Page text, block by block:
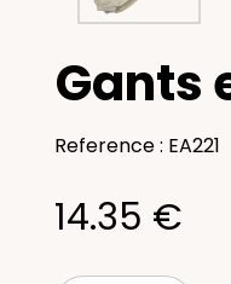
Gants
Reference : EA221
14.35 €